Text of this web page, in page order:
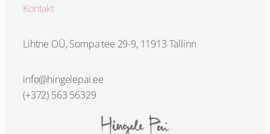
Kontakt
Lihtne OÜ, Sompa tee 29-9, 11913 Tallinn
info@hingelepai.ee
(+372) 563 56329